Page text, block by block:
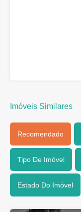
Imóveis Similares
Recomendado
Tipo De Imóvel
Estado Do Imóvel